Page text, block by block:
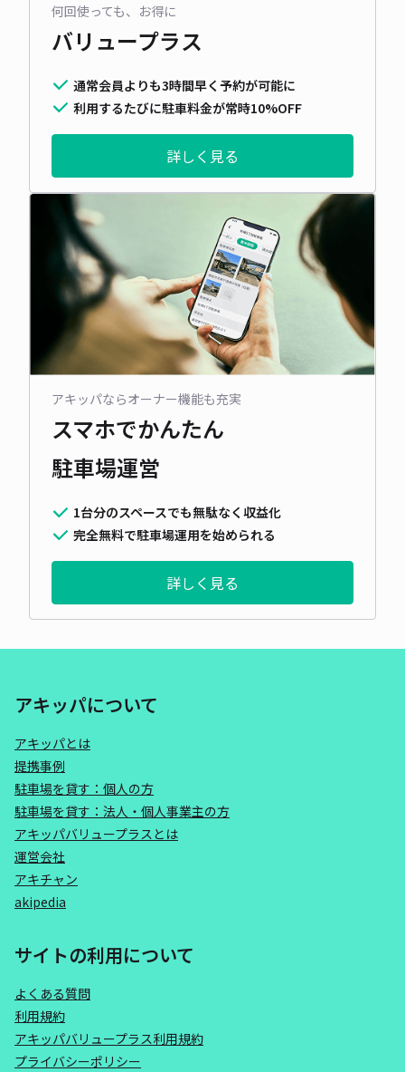
何回使っても、お得に
バリュープラス
通常会員よりも3時間早く予約が可能に
利用するたびに駐車料金が常時10%OFF
詳しく見る
アキッパならオーナー機能も充実
スマホでかんたん
駐車場運営
1台分のスペースでも無駄なく収益化
完全無料で駐車場運用を始められる
詳しく見る
アキッパについて
アキッパとは
提携事例
駐車場を貸す：個人の方
駐車場を貸す：法人・個人事業主の方
アキッパバリュープラスとは
運営会社
アキチャン
akipedia
サイトの利用について
よくある質問
利用規約
アキッパバリュープラス利用規約
プライバシーポリシー